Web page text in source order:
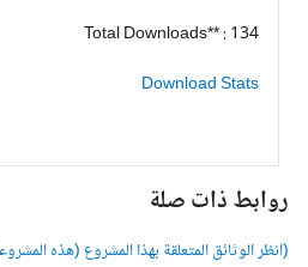
Total Downloads** : 134
Download Stats
روابط ذات صلة
(انظر الوثائق المتعلقة بهذا المشروع (هذه المشروعات